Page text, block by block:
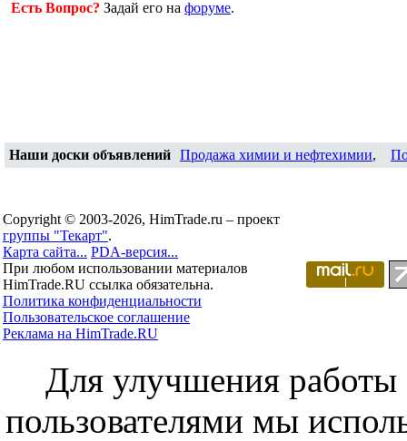
Есть Вопрос? Задай его на форуме.
Наши доски объявлений Продажа химии и нефтехимии,
Copyright © 2003-2026, HimTrade.ru – проект
группы "Текарт".
Карта сайта... PDA-версия...
При любом использовании материалов
HimTrade.RU ссылка обязательна.
Политика конфиденциальности
Пользовательское соглашение
Реклама на HimTrade.RU
Для улучшения работы
пользователями мы